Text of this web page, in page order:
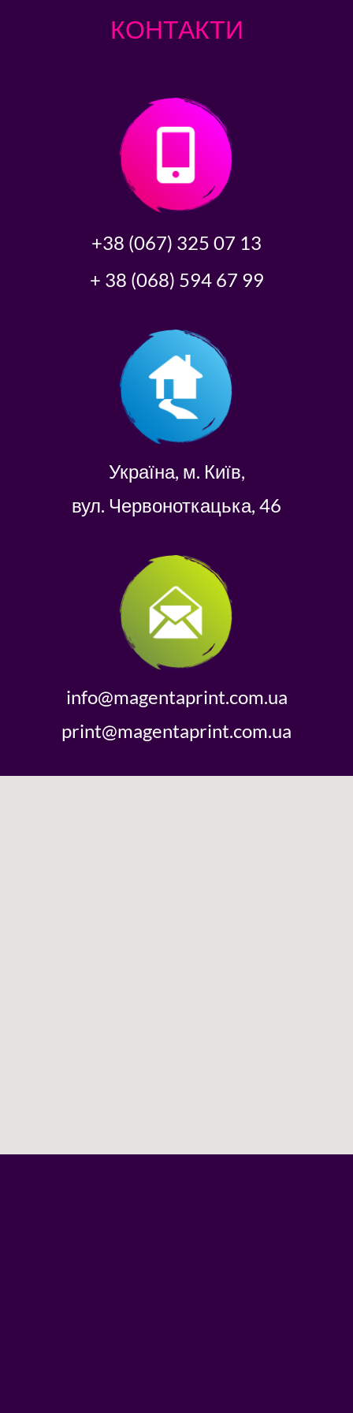
КОНТАКТИ
+38 (067) 325 07 13
+ 38 (068) 594 67 99
Україна, м. Київ,
вул. Червоноткацька, 46
info@magentaprint.com.ua
print@magentaprint.com.ua